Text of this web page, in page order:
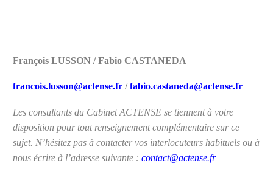
François LUSSON / Fabio CASTANEDA
francois.lusson@actense.fr /fabio.castaneda@actense.fr
Les consultants du Cabinet ACTENSE se tiennent à votre
disposition pour tout renseignement complémentaire sur ce
sujet. N’hésitez pas à contacter vos interlocuteurs habituels ou à
nous écrire à l’adresse suivante : contact@actense.fr